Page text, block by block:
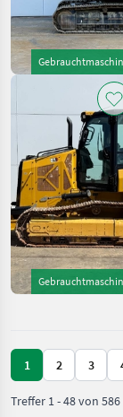
1 2 3
Treffer 1-48von 586